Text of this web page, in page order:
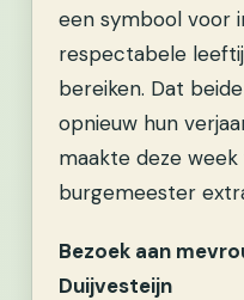
een symbool voor
respectabele
bereiken. Dat
opnieuw hun
maakte deze
burgemeester
Bezoek aan
Duijvesteijn